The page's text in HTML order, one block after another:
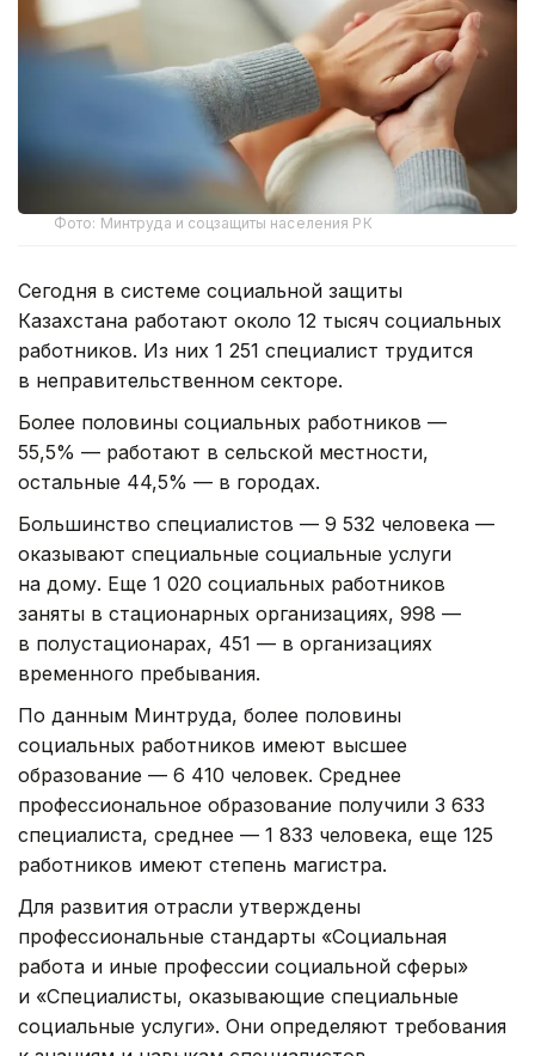
Фото: Минтруда и соцзащиты населения РК
Сегодня в системе социальной защиты
Казахстана работают около 12 тысяч социальных
работников. Из них 1 251 специалист трудится
в неправительственном секторе.
Более половины социальных работников —
55,5% — работают в сельской местности,
остальные 44,5% — в городах.
Большинство специалистов — 9 532 человека —
оказывают специальные социальные услуги
на дому. Еще 1 020 социальных работников
заняты в стационарных организациях, 998 —
в полустационарах, 451 — в организациях
временного пребывания.
По данным Минтруда, более половины
социальных работников имеют высшее
образование — 6 410 человек. Среднее
профессиональное образование получили 3 633
специалиста, среднее — 1 833 человека, еще 125
работников имеют степень магистра.
Для развития отрасли утверждены
профессиональные стандарты «Социальная
работа и иные профессии социальной сферы»
и «Специалисты, оказывающие специальные
социальные услуги». Они определяют требования